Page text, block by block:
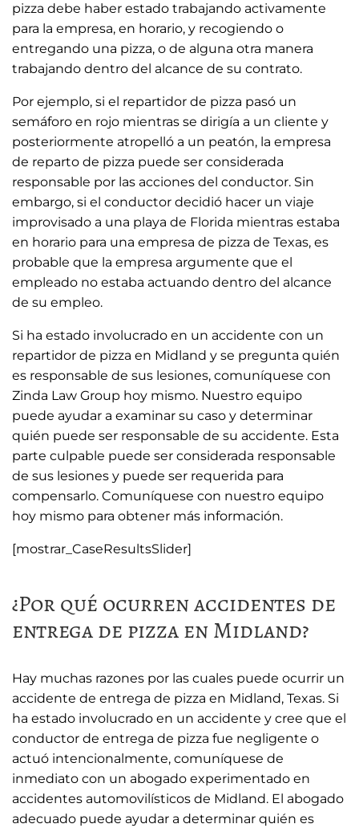
pizza debe haber estado trabajando activamente
para la empresa, en horario, y recogiendo o
entregando una pizza, o de alguna otra manera
trabajando dentro del alcance de su contrato.
Por ejemplo, si el repartidor de pizza pasó un
semáforo en rojo mientras se dirigía a un cliente y
posteriormente atropelló a un peatón, la empresa
de reparto de pizza puede ser considerada
responsable por las acciones del conductor. Sin
embargo, si el conductor decidió hacer un viaje
improvisado a una playa de Florida mientras estaba
en horario para una empresa de pizza de Texas, es
probable que la empresa argumente que el
empleado no estaba actuando dentro del alcance
de su empleo.
Si ha estado involucrado en un accidente con un
repartidor de pizza en Midland y se pregunta quién
es responsable de sus lesiones, comuníquese con
Zinda Law Group hoy mismo. Nuestro equipo
puede ayudar a examinar su caso y determinar
quién puede ser responsable de su accidente. Esta
parte culpable puede ser considerada responsable
de sus lesiones y puede ser requerida para
compensarlo. Comuníquese con nuestro equipo
hoy mismo para obtener más información.
[mostrar_CaseResultsSlider]
¿Por qué ocurren accidentes de
entrega de pizza en Midland?
Hay muchas razones por las cuales puede ocurrir un
accidente de entrega de pizza en Midland, Texas. Si
ha estado involucrado en un accidente y cree que el
conductor de entrega de pizza fue negligente o
actuó intencionalmente, comuníquese de
inmediato con un abogado experimentado en
accidentes automovilísticos de Midland. El abogado
adecuado puede ayudar a determinar quién es